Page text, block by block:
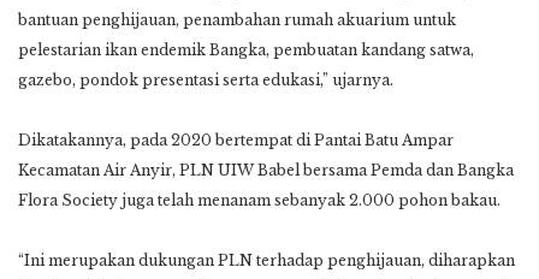
bantuan penghijauan, penambahan rumah akuarium untuk
pelestarian ikan endemik Bangka, pembuatan kandang satwa,
gazebo, pondok presentasi serta edukasi,” ujarnya.
Dikatakannya, pada 2020 bertempat di Pantai Batu Ampar
Kecamatan Air Anyir, PLN UIW Babel bersama Pemda dan Bangka
Flora Society juga telah menanam sebanyak 2.000 pohon bakau.
“Ini merupakan dukungan PLN terhadap penghijauan, diharapkan